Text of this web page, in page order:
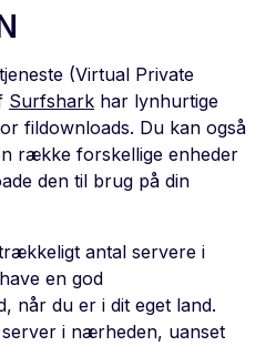
(Virtual Private
Surfshark har lynhurtige
fildownloads. Du kan også
række forskellige enheder
den til brug på din
antal servere i
en god
når du er i dit eget land.
i nærheden, uanset